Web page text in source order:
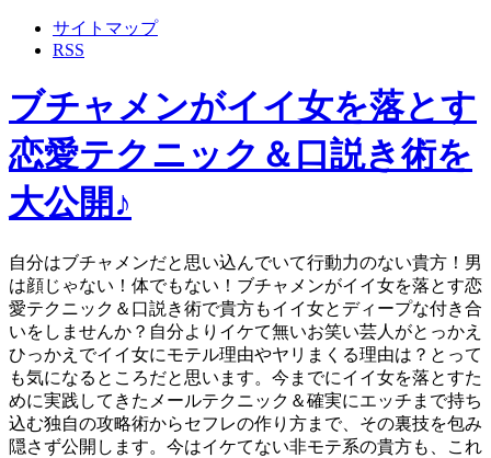
サイトマップ
RSS
ブチャメンがイイ女を落とす
恋愛テクニック＆口説き術を
大公開♪
自分はブチャメンだと思い込んでいて行動力のない貴方！男
は顔じゃない！体でもない！ブチャメンがイイ女を落とす恋
愛テクニック＆口説き術で貴方もイイ女とディープな付き合
いをしませんか？自分よりイケて無いお笑い芸人がとっかえ
ひっかえでイイ女にモテル理由やヤリまくる理由は？とって
も気になるところだと思います。今までにイイ女を落とすた
めに実践してきたメールテクニック＆確実にエッチまで持ち
込む独自の攻略術からセフレの作り方まで、その裏技を包み
隠さず公開します。今はイケてない非モテ系の貴方も、これ